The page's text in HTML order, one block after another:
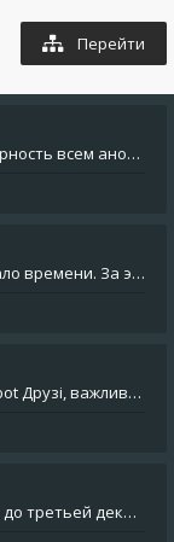
Перейти
Хочу выразить искреннюю благодарность всем анонимным пользователям, которые поддержали наше сообщество финансово. Благод
💡 Друзья, скажу прямо. Осталось мало времени. За это время нам нужно закрыть последние обязательные расходы: около 500
Звіти пишіть роботу @oceanfishbotbot Друзі, важливе повідомлення для учасників форума. Основне звернення опублікован
Доменное имя KIEV-X.COM продлено до третьей декады августа 2027 года! Спасибо всем анонимным пользователям, которые по